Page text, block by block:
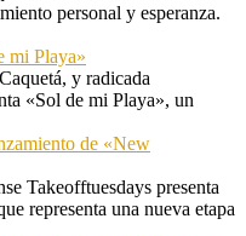
personal y esperanza.
mi Playa»
y radicada
«Sol de mi Playa», un
de «New
Takeofftuesdays presenta
representa una nueva etapa